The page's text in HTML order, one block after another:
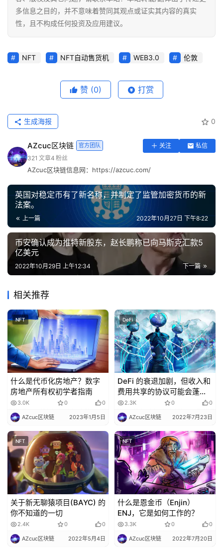
多信息之目的，并不意味着赞同其观点或证实其内容的真实
性，且不构成任何投资及应用建议。
NFT NFT自动售货机 WEB3.0 伦敦
赞 (0) 打赏
0
生成海报
AZcuc区块链 官方团队 关注
私信
321 文章4 粉丝
AZcuc区块链信息网：https://azcuc.com/
英国对稳定币有了新名称，并制定了监管加密货币的新
法案。
上一篇 2022年10月27日 下午8:22
币安确认成为推特新股东，赵长鹏称已向马斯克汇款5
亿美元
下一篇
2022年10月29日 上午12:34
相关推荐
NFT
什么是代币化房地产？数字
房地产所有权初学者指南
3.0K 0 0
AZcuc区块链 2023年1月5日
DeFi
DeFi 的衰退加剧，但收入和
费用共享的协议可能会蓬勃
发展
2.3K 0 0
AZcuc区块链 2022年7月23日
NFT
关于新无聊猿项目(BAYC) 的
你不知道的一切
2.4K 0 0
AZcuc区块链 2022年5月4日
NFT
什么是恩金币（Enjin）
ENJ，它是如何工作的？
3.3K 0 0
AZcuc区块链 2022年7月20日